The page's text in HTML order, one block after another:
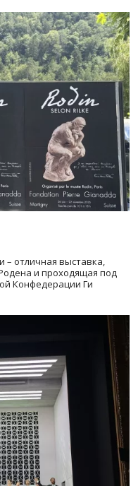
отличная выставка,
и проходящая под
Конфедерации Ги